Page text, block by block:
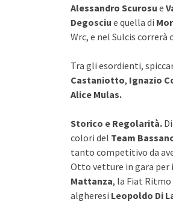
Alessandro Scurosu e
Degosciu e quella di
Wrc, e nel Sulcis correrà
Tra gli esordienti,
Castaniotto, Ignazio
Alice Mulas.
Storico e Regolarità.
colori del Team
tanto competitivo da
Otto vetture in gara per
Mattanza, la Fiat Ritmo
algheresi Leopoldo Di